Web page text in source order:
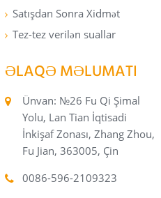
Satışdan Sonra Xidmət
Tez-tez verilən suallar
ƏLAQƏ MƏLUMATI
Ünvan: №26 Fu Qi Şimal
Yolu, Lan Tian İqtisadi
İnkişaf Zonası, Zhang Zhou,
Fu Jian, 363005, Çin
0086-596-2109323